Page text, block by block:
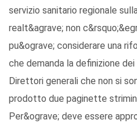
servizio sanitario regionale
realt&agrave; non
pu&ograve; considerare una
che demanda la definizione
Direttori generali che non si
prodotto due paginette
Per&ograve; deve essere